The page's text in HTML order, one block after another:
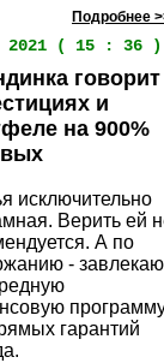
Подробнее
( 15 : 36 )
и
на 900%
исключительно
Верить ей
А по
-
гарантий